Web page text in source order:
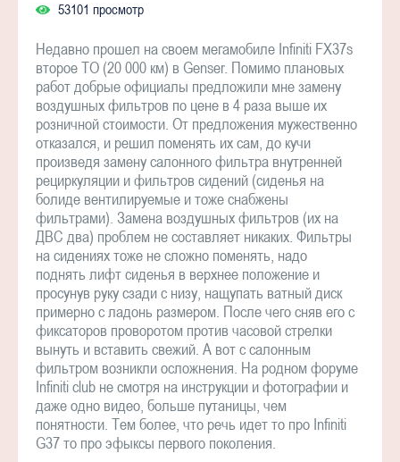
53101 просмотр
Недавно прошел на своем мегамобиле Infiniti FX37s
второе ТО (20 000 км) в Genser. Помимо плановых
работ добрые официалы предложили мне замену
воздушных фильтров по цене в 4 раза выше их
розничной стоимости. От предложения мужественно
отказался, и решил поменять их сам, до кучи
произведя замену салонного фильтра внутренней
рециркуляции и фильтров сидений (сиденья на
болиде вентилируемые и тоже снабжены
фильтрами). Замена воздушных фильтров (их на
ДВС два) проблем не составляет никаких. Фильтры
на сидениях тоже не сложно поменять, надо
поднять лифт сиденья в верхнее положение и
просунув руку сзади с низу, нащупать ватный диск
примерно с ладонь размером. После чего сняв его с
фиксаторов проворотом против часовой стрелки
вынуть и вставить свежий. А вот с салонным
фильтром возникли осложнения. На родном форуме
Infiniti club не смотря на инструкции и фотографии и
даже одно видео, больше путаницы, чем
понятности. Тем более, что речь идет то про Infiniti
G37 то про эфыксы первого поколения.